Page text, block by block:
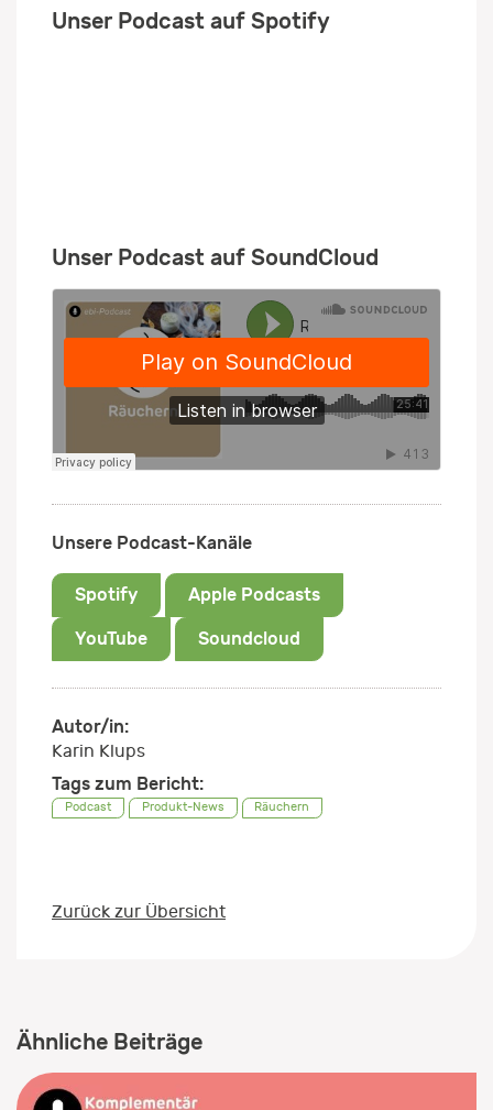
Unser Podcast auf Spotify
Unser Podcast auf SoundCloud
Unsere Podcast-Kanäle
Spotify Apple Podcasts
YouTube Soundcloud
Autor/in:
Karin Klups
Tags zum Bericht:
Podcast Produkt-News Räuchern
Zurück zur Übersicht
Ähnliche Beiträge